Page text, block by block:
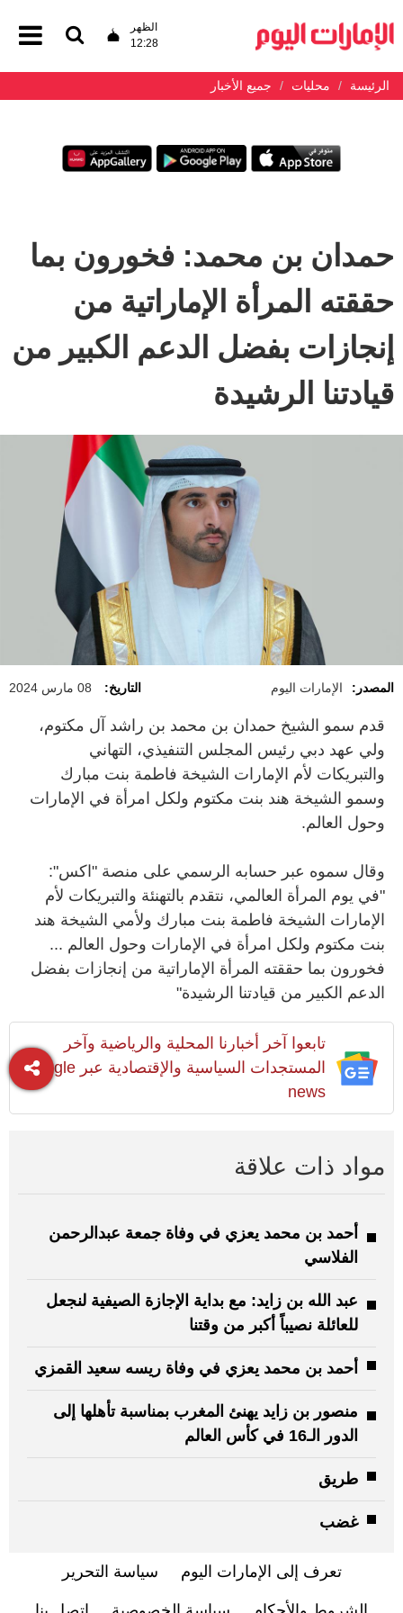
الظهر
12:28
الرئيسة محليات جميع الأخبار
حمدان بن محمد: فخورون بما
حققته المرأة الإماراتية من
إنجازات بفضل الدعم الكبير من
قيادتنا الرشيدة
المصدر: الإمارات اليوم التاريخ: 08 مارس 2024
قدم سمو الشيخ حمدان بن محمد بن راشد آل مكتوم،
ولي عهد دبي رئيس المجلس التنفيذي، التهاني
والتبريكات لأم الإمارات الشيخة فاطمة بنت مبارك
وسمو الشيخة هند بنت مكتوم ولكل امرأة في الإمارات
وحول العالم.
وقال سموه عبر حسابه الرسمي على منصة "اكس":
"في يوم المرأة العالمي، نتقدم بالتهنئة والتبريكات لأم
الإمارات الشيخة فاطمة بنت مبارك ولأمي الشيخة هند
بنت مكتوم ولكل امرأة في الإمارات وحول العالم ...
فخورون بما حققته المرأة الإماراتية من إنجازات بفضل
الدعم الكبير من قيادتنا الرشيدة"
تابعوا آخر أخبارنا المحلية والرياضية وآخر
المستجدات السياسية والإقتصادية عبر Google
news
مواد ذات علاقة
أحمد بن محمد يعزي في وفاة جمعة عبدالرحمن
الفلاسي
عبد الله بن زايد: مع بداية الإجازة الصيفية لنجعل
للعائلة نصيباً أكبر من وقتنا
أحمد بن محمد يعزي في وفاة ريسه سعيد القمزي
منصور بن زايد يهنئ المغرب بمناسبة تأهلها إلى
الدور الـ16 في كأس العالم
طريق
غضب
تعرف إلى الإمارات اليوم سياسة التحرير